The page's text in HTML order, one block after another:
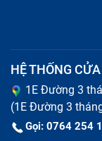
cao để thay thế
cứng cáp và
zin nguyên bản.
yên tâm về độ
chức năng phần
và ổn định.
HỆ THỐNG
1E Đường 3
(1E Đường 3
Gọi: 0764 254